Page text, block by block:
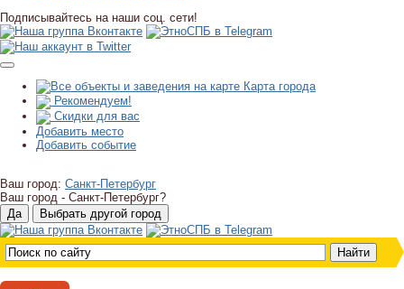
Подписывайтесь на наши соц. сети!
Карта города
Рекомендуем!
Скидки для вас
Добавить место
Добавить событие
Ваш город: Санкт-Петербург
Ваш город - Санкт-Петербург?